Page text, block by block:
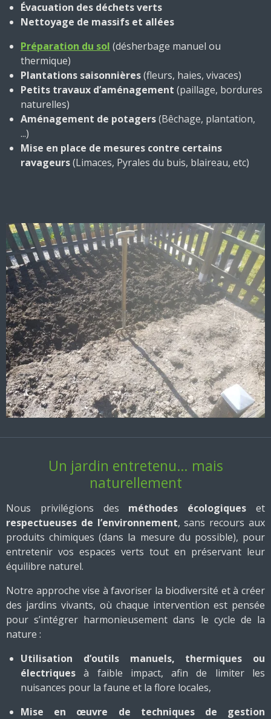
Évacuation des déchets verts
Nettoyage de massifs et allées
Préparation du sol (désherbage manuel ou
thermique)
Plantations saisonnières(fleurs, haies, vivaces)
Petits travaux d’aménagement (paillage, bordures
naturelles)
Aménagement de potagers(Bêchage, plantation,
...)
Mise en place de mesures contre certains
ravageurs(Limaces, Pyrales du buis, blaireau, etc)
Un jardin entretenu… mais
naturellement
Nous privilégions des méthodes écologiques et
respectueuses de l’environnement, sans recours aux
produits chimiques (dans la mesure du possible), pour
entretenir vos espaces verts tout en préservant leur
équilibre naturel.
Notre approche vise à favoriser la biodiversité et à créer
des jardins vivants, où chaque intervention est pensée
pour s’intégrer harmonieusement dans le cycle de la
nature :
Utilisation d’outils manuels, thermiques ou
électriques à faible impact, afin de limiter les
nuisances pour la faune et la flore locales,
Mise en œuvre de techniques de gestion